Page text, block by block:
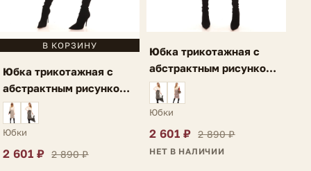
В КОРЗИНУ
Юбка трикотажная с
абстрактным рисунком и
разрезом светло-
фиолетовая Ria
Юбки
2 601 ₽ 2 890 ₽
Юбка трикотажная с
абстрактным рисунком и
разрезом серая Ria
Юбки
2 601 ₽ 2 890 ₽
НЕТ В НАЛИЧИИ